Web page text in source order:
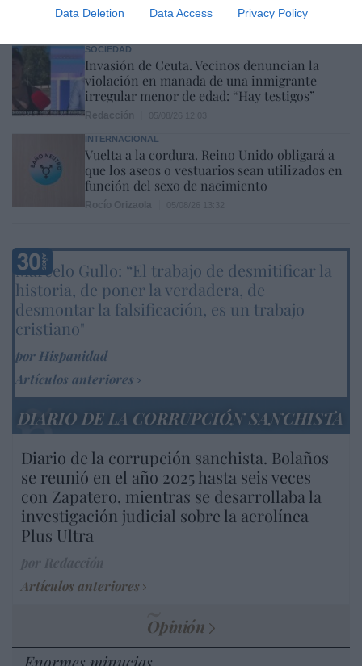
Data Deletion Data Access Privacy Policy
Cristina Martín 05/08/26 16:00
SOCIEDAD
Invasión de Ceuta. Vecinos denuncian la
violación en manada de una inmigrante
irregular menor de edad: “Hay testigos”
INTERNACIONAL
Vuelta a la cordura. Reino Unido obligará a
que los aseos o vestuarios sean utilizados en
función del sexo de nacimiento
Marcelo Gullo: “El trabajo de desmitificar la
historia, de poner la verdadera, de
desmontar la falsificación, es un trabajo
cristiano"
por Hispanidad
Artículos anteriores
DIARIO DE LA CORRUPCIÓN SANCHISTA
Diario de la corrupción sanchista. Bolaños
se reunió en el año 2025 hasta seis veces
con Zapatero, mientras se desarrollaba la
investigación judicial sobre la aerolínea
Plus Ultra
Artículos anteriores
Opinión
Enormes minucias